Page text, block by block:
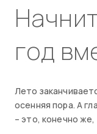
год
Лето
осенняя пора. А
– это, конечно